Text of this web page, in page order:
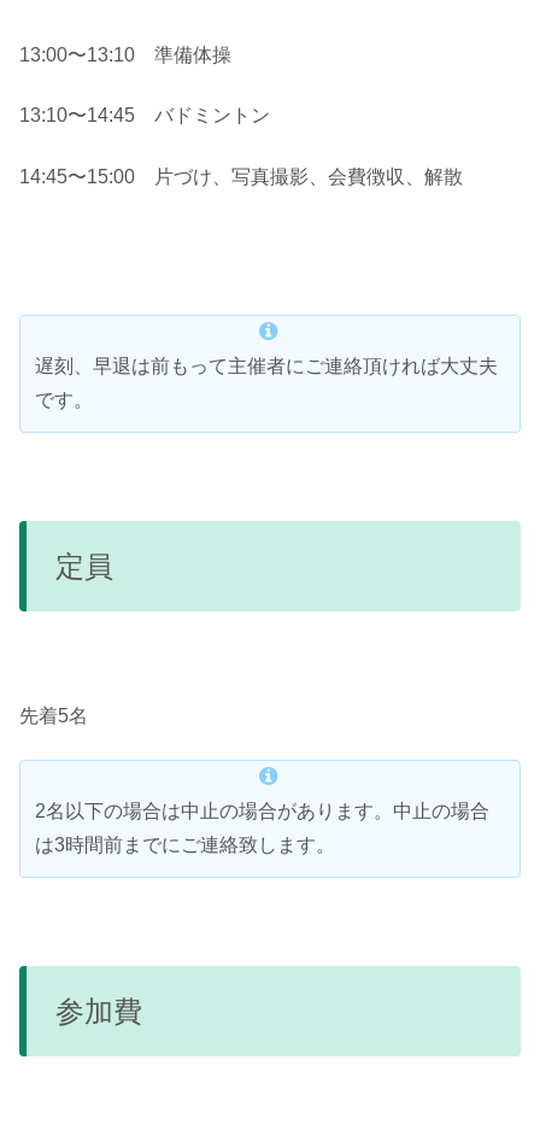
13:00〜13:10 準備体操
13:10〜14:45 バドミントン
14:45〜15:00 片づけ、写真撮影、会費徴収、解散
遅刻、早退は前もって主催者にご連絡頂ければ大丈夫
です。
定員
先着5名
2名以下の場合は中止の場合があります。中止の場合
は3時間前までにご連絡致します。
参加費